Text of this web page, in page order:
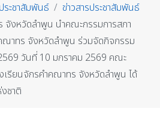
ระชาสัมพันธ์
ข่าวสารประชาสัมพันธ์
จังหวัดลำพูน นำคณะกรรมการสภา
ณาทร จังหวัดลำพูน ร่วมจัดกิจกรรม
วันที่ 10 มกราคม 2569 คณะ
เรียนจักรคำคณาทร จังหวัดลำพูน ได้
ชาติ